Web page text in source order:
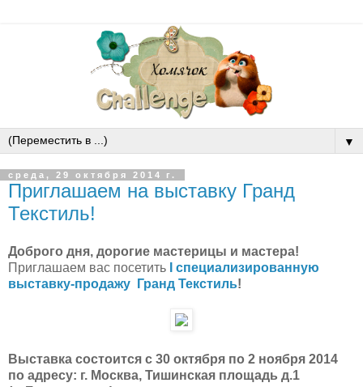
▼
среда, 29 октября 2014 г.
Приглашаем на выставку Гранд
Текстиль!
Доброго дня, дорогие мастерицы и мастера!
Приглашаем вас посетить
I специализированную
выставку-продажу Гранд Текстиль!
Выставка состоится с 30 октября по 2 ноября 2014
по адресу: г. Москва, Тишинская площадь д.1